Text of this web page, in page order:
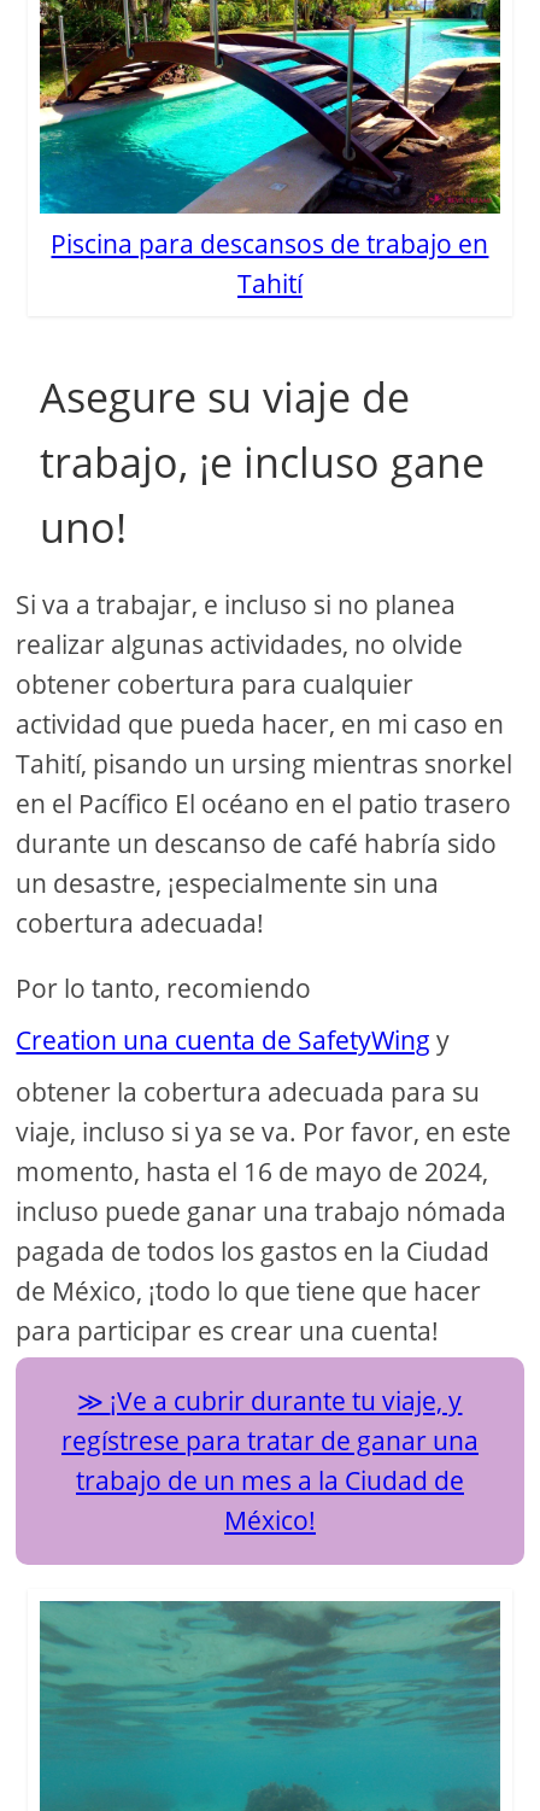
Piscina para descansos de trabajo en
Tahití
Asegure su viaje de
trabajo, ¡e incluso gane
uno!
Si va a trabajar, e incluso si no planea
realizar algunas actividades, no olvide
obtener cobertura para cualquier
actividad que pueda hacer, en mi caso en
Tahití, pisando un ursing mientras snorkel
en el Pacífico El océano en el patio trasero
durante un descanso de café habría sido
un desastre, ¡especialmente sin una
cobertura adecuada!
Por lo tanto, recomiendo
Creation una cuenta de SafetyWing y
obtener la cobertura adecuada para su
viaje, incluso si ya se va. Por favor, en este
momento, hasta el 16 de mayo de 2024,
incluso puede ganar una trabajo nómada
pagada de todos los gastos en la Ciudad
de México, ¡todo lo que tiene que hacer
para participar es crear una cuenta!
¡Ve a cubrir durante tu viaje, y
regístrese para tratar de ganar una
trabajo de un mes a la Ciudad de
México!